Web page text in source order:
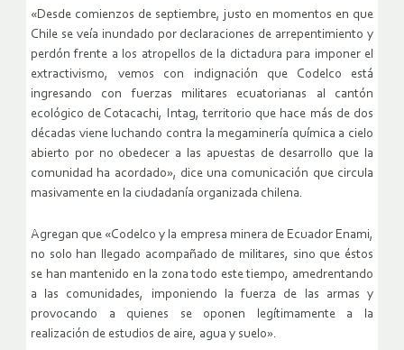
«Desde comienzos de septiembre, justo en momentos en que
Chile se veía inundado por declaraciones de arrepentimiento y
perdón frente a los atropellos de la dictadura para imponer el
extractivismo, vemos con indignación que Codelco está
ingresando con fuerzas militares ecuatorianas al cantón
ecológico de Cotacachi, Intag, territorio que hace más de dos
décadas viene luchando contra la megaminería química a cielo
abierto por no obedecer a las apuestas de desarrollo que la
comunidad ha acordado», dice una comunicación que circula
masivamente en la ciudadanía organizada chilena.
Agregan que «Codelco y la empresa minera de Ecuador Enami,
no solo han llegado acompañado de militares, sino que éstos
se han mantenido en la zona todo este tiempo, amedrentando
a las comunidades, imponiendo la fuerza de las armas y
provocando a quienes se oponen legítimamente a la
realización de estudios de aire, agua y suelo».